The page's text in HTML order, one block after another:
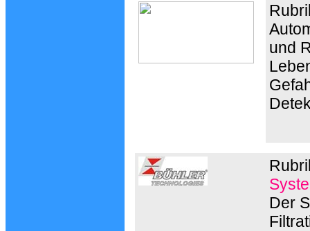
und
Der